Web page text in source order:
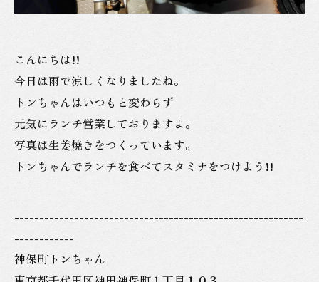
こんにちは!!
今日は雨で涼しくなりましたね。
トンちゃんはいつもと変わらず
元気にランチ営業しておりますよ。
写真は生姜焼きをつくっています。
トンちゃんでランチを食べてスタミナをつけよう!!
----------------------------------------------------------
------------
神保町トンちゃん